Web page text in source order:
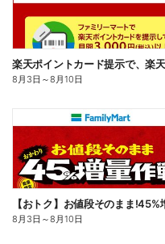
8月3日 ～8月10日
8月3日 ～8月10日